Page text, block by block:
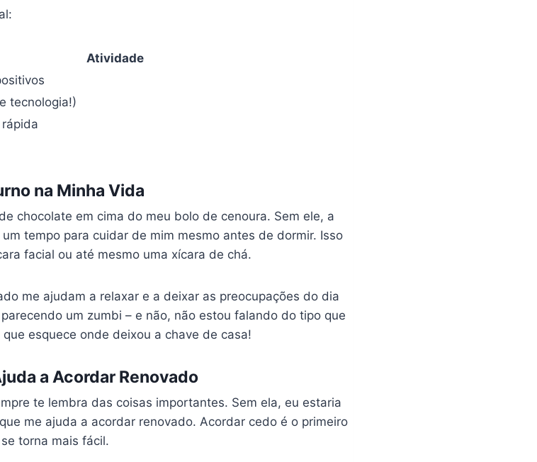
Atividade
tecnologia!)
na Minha Vida
chocolate em cima do meu bolo de cenoura. Sem ele, a
tempo para cuidar de mim mesmo antes de dormir. Isso
facial ou até mesmo uma xícara de chá.
me ajudam a relaxar e a deixar as preocupações do dia
um zumbi – e não, não estou falando do tipo que
esquece onde deixou a chave de casa!
a Acordar Renovado
te lembra das coisas importantes. Sem ela, eu estaria
me ajuda a acordar renovado. Acordar cedo é o primeiro
torna mais fácil.